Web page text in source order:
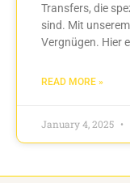
Transfers, die
sind. Mit
Vergnügen. Hier
READ MORE »
January 4, 2025